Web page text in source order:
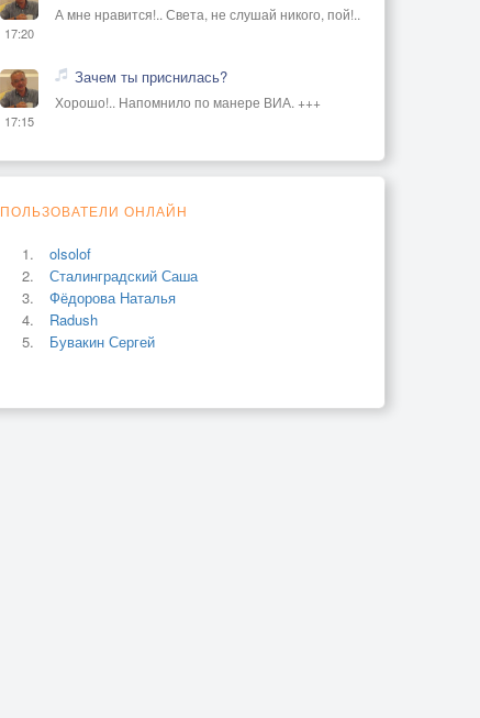
17:20
А мне нравится!.. Света, не слушай никого, пой!..
17:15
Зачем ты приснилась?
Хорошо!.. Напомнило по манере ВИА. +++
ПОЛЬЗОВАТЕЛИ ОНЛАЙН
olsolof
Сталинградский Саша
Фёдорова Наталья
Radush
Бувакин Сергей